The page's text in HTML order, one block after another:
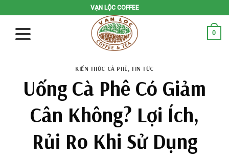
to
content
VẠN LỘC COFFEE
0
KIẾN THỨC CÀ PHÊ,TIN TỨC
Uống Cà Phê Có Giảm
Cân Không? Lợi Ích,
Rủi Ro Khi Sử Dụng